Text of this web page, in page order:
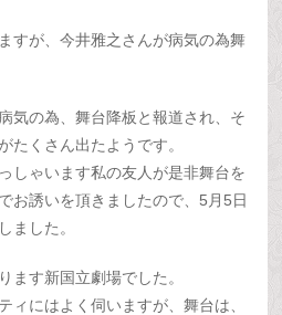
すが、今井雅之さんが病気の為舞
気の為、舞台降板と報道され、そ
たくさん出たようです。
しゃいます私の友人が是非舞台を
お誘いを頂きましたので、5月5日
ました。
ます新国立劇場でした。
ィにはよく伺いますが、舞台は、